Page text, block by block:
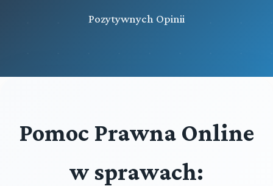
Pozytywnych Opinii
Pomoc Prawna Online
w sprawach: